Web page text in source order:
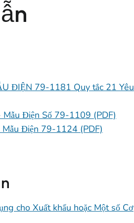
ĐIỆN 79-1181 Quy tắc 21 Yêu
Điện Số 79-1109 (PDF)
Điện 79-1124 (PDF)
cho Xuất khẩu hoặc Một số Cơ